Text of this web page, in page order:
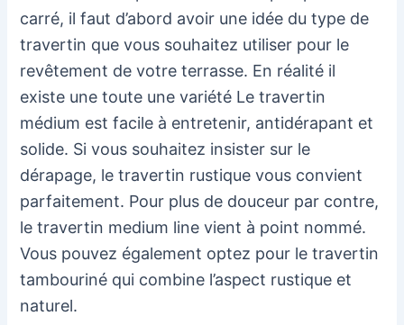
carré, il faut d’abord avoir une idée du type de
travertin que vous souhaitez utiliser pour le
revêtement de votre terrasse. En réalité il
existe une toute une variété Le travertin
médium est facile à entretenir, antidérapant et
solide. Si vous souhaitez insister sur le
dérapage, le travertin rustique vous convient
parfaitement. Pour plus de douceur par contre,
le travertin medium line vient à point nommé.
Vous pouvez également optez pour le travertin
tambouriné qui combine l’aspect rustique et
naturel.